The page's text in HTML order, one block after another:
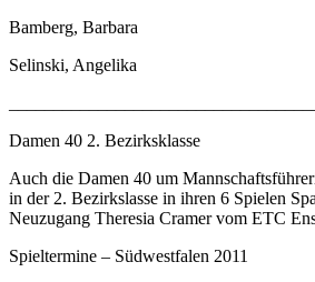
Bamberg, Barbara
Selinski, Angelika
Damen 40 2. Bezirksklasse
Auch die Damen 40 um
in der 2. Bezirkslasse in ihren 6 Spielen
Neuzugang Theresia Cramer vom ETC
Spieltermine – Südwestfalen 2011